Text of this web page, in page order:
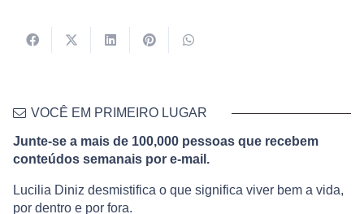
VOCÊ EM PRIMEIRO LUGAR
Junte-se a mais de 100,000 pessoas que recebem
conteúdos semanais por e-mail.
Lucilia Diniz desmistifica o que significa viver bem a vida,
por dentro e por fora.